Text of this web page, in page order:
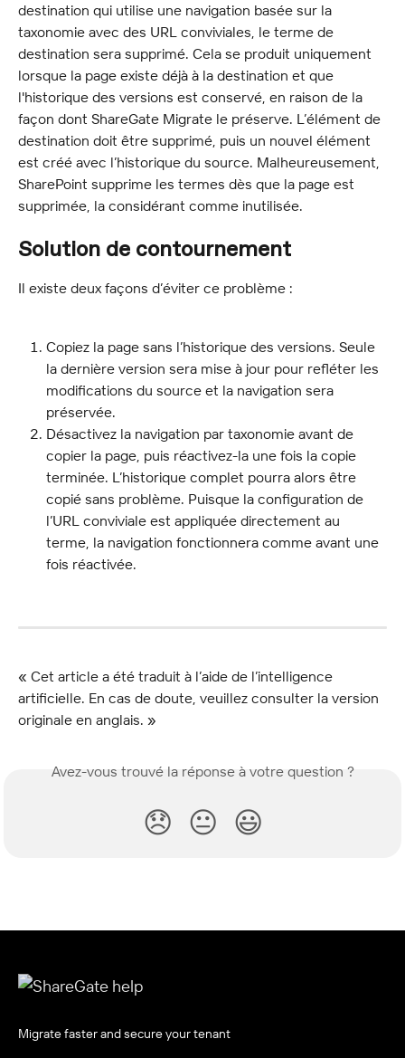
destination qui utilise une navigation basée sur la
taxonomie avec des URL conviviales, le terme de
destination sera supprimé. Cela se produit uniquement
lorsque la page existe déjà à la destination et que
l'historique des versions est conservé, en raison de la
façon dont ShareGate Migrate le préserve. L’élément de
destination doit être supprimé, puis un nouvel élément
est créé avec l’historique du source. Malheureusement,
SharePoint supprime les termes dès que la page est
supprimée, la considérant comme inutilisée.
Solution de contournement
Il existe deux façons d’éviter ce problème :
Copiez la page sans l’historique des versions. Seule
la dernière version sera mise à jour pour refléter les
modifications du source et la navigation sera
préservée.
Désactivez la navigation par taxonomie avant de
copier la page, puis réactivez-la une fois la copie
terminée. L’historique complet pourra alors être
copié sans problème. Puisque la configuration de
l’URL conviviale est appliquée directement au
terme, la navigation fonctionnera comme avant une
fois réactivée.
« Cet article a été traduit à l’aide de l’intelligence
artificielle. En cas de doute, veuillez consulter la version
originale en anglais. »
Avez-vous trouvé la réponse à votre question ?
😞 😐 😃
Migrate faster and secure your tenant